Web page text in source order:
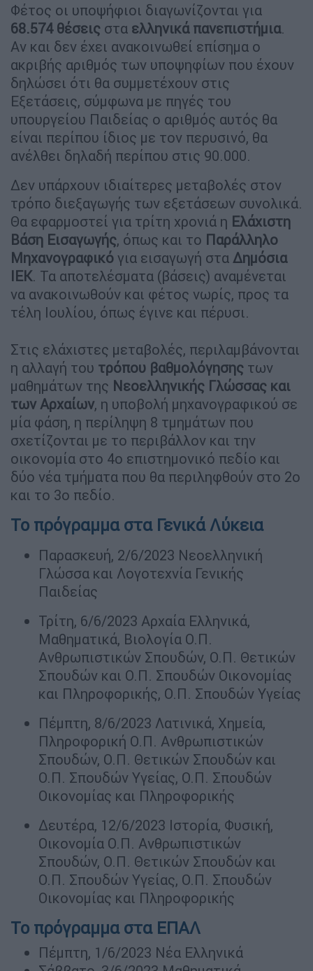
Φέτος οι υποψήφιοι διαγωνίζονται για
68.574 θέσεις στα ελληνικά πανεπιστήμια.
Αν και δεν έχει ανακοινωθεί επίσημα ο
ακριβής αριθμός των υποψηφίων που έχουν
δηλώσει ότι θα συμμετέχουν στις
Εξετάσεις, σύμφωνα με πηγές του
υπουργείου Παιδείας ο αριθμός αυτός θα
είναι περίπου ίδιος με τον περυσινό, θα
ανέλθει δηλαδή περίπου στις 90.000.
Δεν υπάρχουν ιδιαίτερες μεταβολές στον
τρόπο διεξαγωγής των εξετάσεων συνολικά.
Θα εφαρμοστεί για τρίτη χρονιά η Ελάχιστη
Βάση Εισαγωγής, όπως και το Παράλληλο
Μηχανογραφικό για εισαγωγή στα Δημόσια
ΙΕΚ. Τα αποτελέσματα (βάσεις) αναμένεται
να ανακοινωθούν και φέτος νωρίς, προς τα
τέλη Ιουλίου, όπως έγινε και πέρυσι.
Στις ελάχιστες μεταβολές, περιλαμβάνονται
η αλλαγή του τρόπου βαθμολόγησης των
μαθημάτων της Νεοελληνικής Γλώσσας και
των Αρχαίων, η υποβολή μηχανογραφικού σε
μία φάση, η περίληψη 8 τμημάτων που
σχετίζονται με το περιβάλλον και την
οικονομία στο 4ο επιστημονικό πεδίο και
δύο νέα τμήματα που θα περιληφθούν στο 2ο
και το 3ο πεδίο.
Το πρόγραμμα στα Γενικά Λύκεια
Παρασκευή, 2/6/2023 Νεοελληνική
Γλώσσα και Λογοτεχνία Γενικής
Παιδείας
Τρίτη, 6/6/2023 Αρχαία Ελληνικά,
Μαθηματικά, Βιολογία Ο.Π.
Ανθρωπιστικών Σπουδών, Ο.Π. Θετικών
Σπουδών και Ο.Π. Σπουδών Οικονομίας
και Πληροφορικής, Ο.Π. Σπουδών Υγείας
Πέμπτη, 8/6/2023 Λατινικά, Χημεία,
Πληροφορική Ο.Π. Ανθρωπιστικών
Σπουδών, Ο.Π. Θετικών Σπουδών και
Ο.Π. Σπουδών Υγείας, Ο.Π. Σπουδών
Οικονομίας και Πληροφορικής
Δευτέρα, 12/6/2023 Ιστορία, Φυσική,
Οικονομία Ο.Π. Ανθρωπιστικών
Σπουδών, Ο.Π. Θετικών Σπουδών και
Ο.Π. Σπουδών Υγείας, Ο.Π. Σπουδών
Οικονομίας και Πληροφορικής
Το πρόγραμμα στα ΕΠΑΛ
Πέμπτη, 1/6/2023 Νέα Ελληνικά